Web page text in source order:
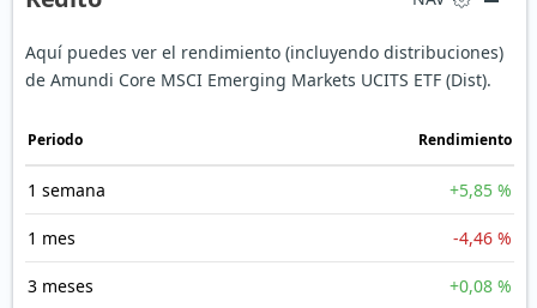
Aquí puedes ver el rendimiento (incluyendo distribuciones)
de Amundi Core MSCI Emerging Markets UCITS ETF (Dist).
Periodo Rendimiento
1 semana +5,85 %
1 mes -4,46 %
3 meses +0,08 %